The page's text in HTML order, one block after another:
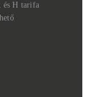
és H tarifa